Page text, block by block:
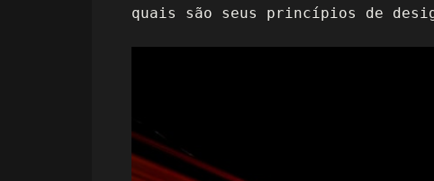
quais são seus princípios de